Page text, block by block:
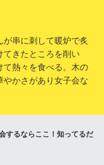
が串に刺して暖炉で炙
てきたところを削い
て熱々を食べる。木の
かさがあり女子会な
するならここ！知ってるだ